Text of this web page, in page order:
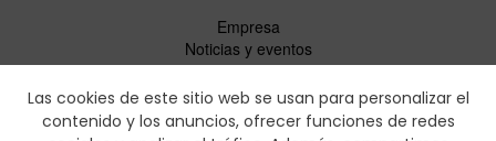
Las cookies de este sitio web se usan para personalizar el
contenido y los anuncios, ofrecer funciones de redes
Empresa
Noticias y eventos
Servicios
Código de Conducta
Responsabilidad Social
CbC Report